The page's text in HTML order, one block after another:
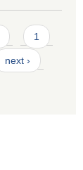
1
next ›